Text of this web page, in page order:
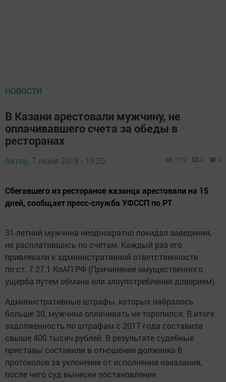
НОВОСТИ
В Казани арестовали мужчину, не
оплачивавшего счета за обеды в
ресторанах
Автор, 7 июня 2018 - 13:20 1172 0 0
Сбегавшего из ресторанов казанца арестовали на 15
дней, сообщает пресс-служба УФССП по РТ
31-летний мужчина неоднократно покидал заведения,
не расплатившись по счетам. Каждый раз его
привлекали к административной ответственности
по ст. 7.27.1 КоАП РФ (Причинение имущественного
ущерба путем обмана или злоупотребления доверием).
Административные штрафы, которых набралось
больше 30, мужчина оплачивать не торопился. В итоге
задолженность по штрафам с 2017 года составила
свыше 400 тысяч рублей. В результате судебные
приставы составили в отношении должника 6
протоколов за уклонение от исполнения наказания,
после чего суд вынесен постановление